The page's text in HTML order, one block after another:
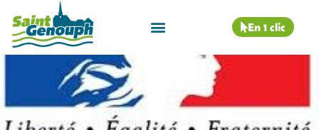
En 1 clic